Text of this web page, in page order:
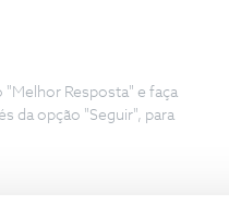
Resposta" e faça
da opção "Seguir", para